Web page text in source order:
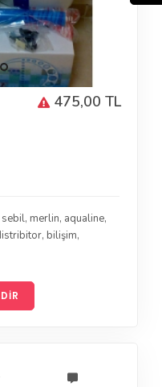
475,00 TL
sebil, merlin, aqualine,
, bilişim,